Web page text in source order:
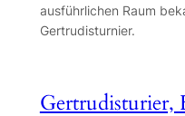
ausführlichen Raum
Gertrudisturnier.
Gertrudisturier,